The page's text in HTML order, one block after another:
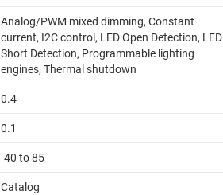
Analog/PWM mixed dimming, Constant
current, I2C control, LED Open Detection, LED
Short Detection, Programmable lighting
engines, Thermal shutdown
0.4
0.1
-40 to 85
Catalog